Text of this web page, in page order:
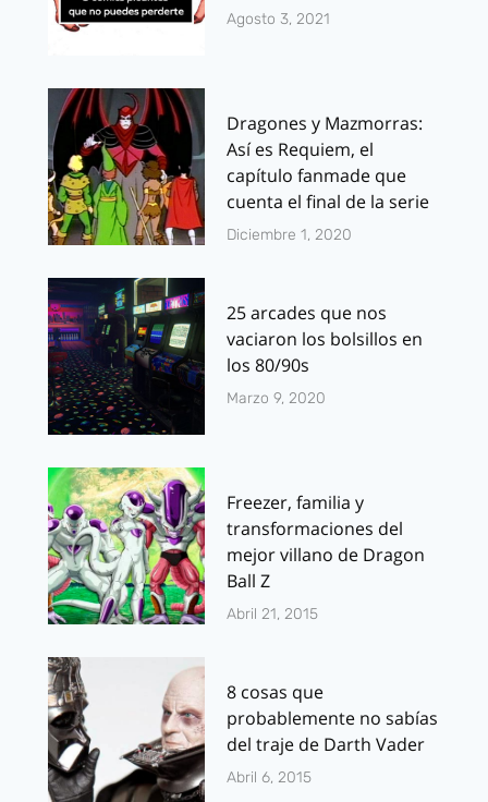
Agosto 3, 2021
Dragones y Mazmorras:
Así es Requiem, el
capítulo fanmade que
cuenta el final de la serie
Diciembre 1, 2020
25 arcades que nos
vaciaron los bolsillos en
los 80/90s
Marzo 9, 2020
Freezer, familia y
transformaciones del
mejor villano de Dragon
Ball Z
Abril 21, 2015
8 cosas que
probablemente no sabías
del traje de Darth Vader
Abril 6, 2015